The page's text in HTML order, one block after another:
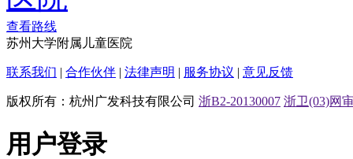
查看路线
苏州大学附属儿童医院
联系我们 | 合作伙伴 | 法律声明 | 服务协议 | 意见反馈
版权所有：杭州广发科技有限公司 浙B2-20130007 浙卫(03)网
用户登录